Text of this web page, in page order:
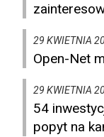
29 KWIETNIA
Open-Net
29 KWIETNIA
54
popyt na